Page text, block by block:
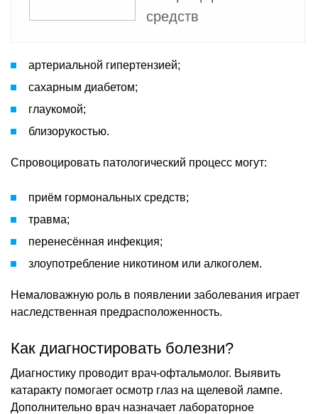
средств
артериальной гипертензией;
сахарным диабетом;
глаукомой;
близорукостью.
Спровоцировать патологический процесс могут:
приём гормональных средств;
травма;
перенесённая инфекция;
злоупотребление никотином или алкоголем.
Немаловажную роль в появлении заболевания играет
наследственная предрасположенность.
Как диагностировать болезни?
Диагностику проводит врач-офтальмолог. Выявить
катаракту помогает осмотр глаз на щелевой лампе.
Дополнительно врач назначает лабораторное